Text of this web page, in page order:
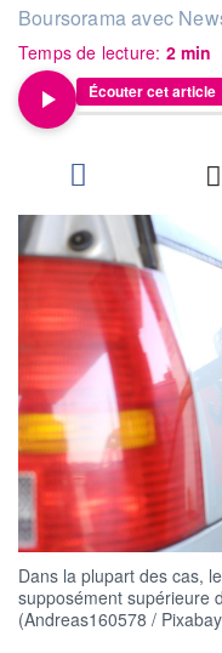
information fournie par
Boursorama avec
Temps de lecture: 2 min
Écouter cet article
Dans la plupart des cas,
supposément supérieure
(Andreas160578 /